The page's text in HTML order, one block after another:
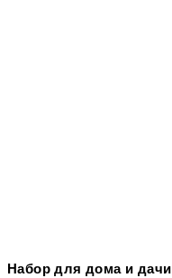
Набор для дома и дачи